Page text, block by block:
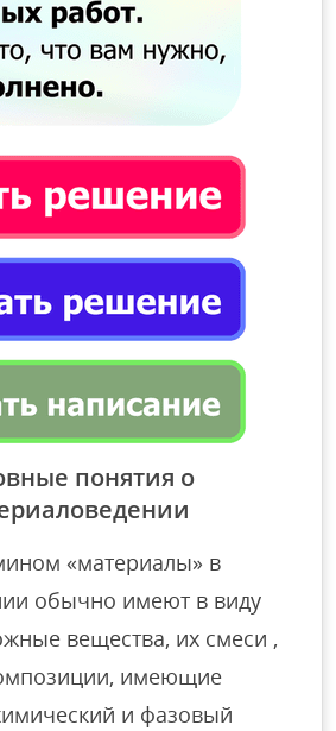
понятия о
«материалы» в
обычно имеют в виду
вещества, их смеси ,
имеющие
и фазовый